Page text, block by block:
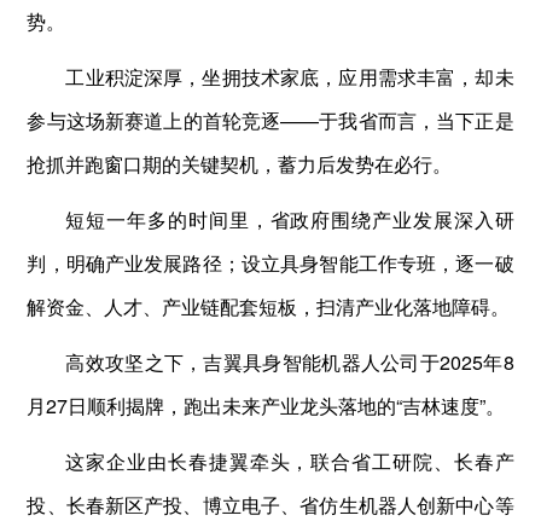
势。
工业积淀深厚，坐拥技术家底，应用需求丰富，却未
参与这场新赛道上的首轮竞逐——于我省而言，当下正是
抢抓并跑窗口期的关键契机，蓄力后发势在必行。
短短一年多的时间里，省政府围绕产业发展深入研
判，明确产业发展路径；设立具身智能工作专班，逐一破
解资金、人才、产业链配套短板，扫清产业化落地障碍。
高效攻坚之下，吉翼具身智能机器人公司于2025年8
月27日顺利揭牌，跑出未来产业龙头落地的“吉林速度”。
这家企业由长春捷翼牵头，联合省工研院、长春产
投、长春新区产投、博立电子、省仿生机器人创新中心等